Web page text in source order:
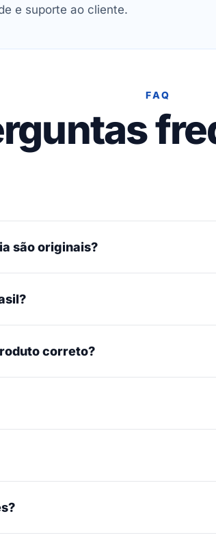
e suporte ao cliente.
FAQ
são originais?
correto?